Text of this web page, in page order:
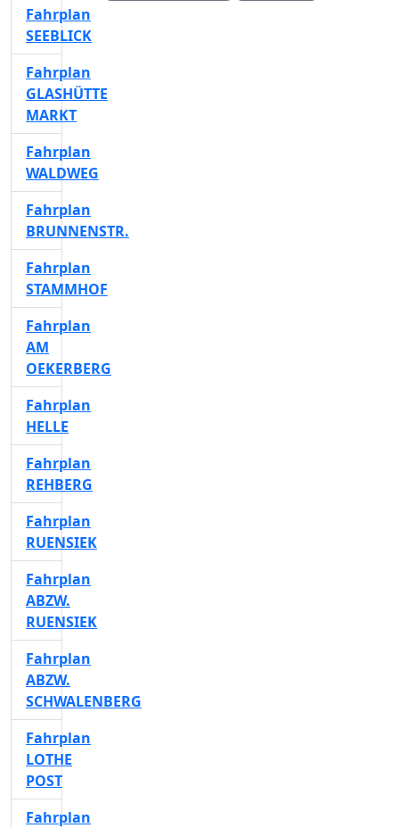
Fahrplan
SEEBLICK
Fahrplan
GLASHÜTTE
MARKT
Fahrplan
WALDWEG
Fahrplan
BRUNNENSTR.
Fahrplan
STAMMHOF
Fahrplan
AM
OEKERBERG
Fahrplan
HELLE
Fahrplan
REHBERG
Fahrplan
RUENSIEK
Fahrplan
ABZW.
RUENSIEK
Fahrplan
ABZW.
SCHWALENBERG
Fahrplan
LOTHE
POST
Fahrplan